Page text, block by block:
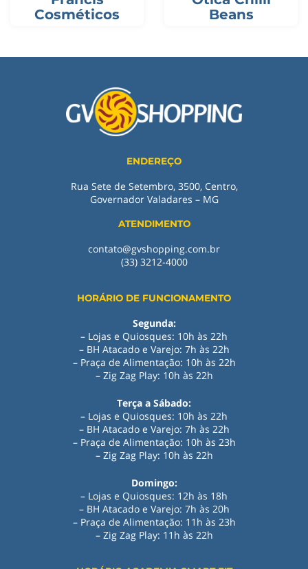
Cosméticos
Beans
ENDEREÇO
Rua Sete de Setembro, 3500, Centro,
Governador Valadares – MG
ATENDIMENTO
contato@gvshopping.com.br
(33) 3212-4000
HORÁRIO DE FUNCIONAMENTO
Segunda:
– Lojas e Quiosques: 10h às 22h
– BH Atacado e Varejo: 7h às 22h
– Praça de Alimentação: 10h às 22h
– Zig Zag Play: 10h às 22h
Terça a Sábado:
– Lojas e Quiosques: 10h às 22h
– BH Atacado e Varejo: 7h às 22h
– Praça de Alimentação: 10h às 23h
– Zig Zag Play: 10h às 22h
Domingo:
– Lojas e Quiosques: 12h às 18h
– BH Atacado e Varejo: 7h às 20h
– Praça de Alimentação: 11h às 23h
– Zig Zag Play: 11h às 22h